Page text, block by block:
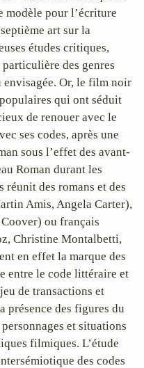
modèle pour l’écriture
art sur la
études critiques,
des genres
envisagée. Or, le film noir
qui ont séduit
de renouer avec le
ses codes, après une
sous l’effet des avant-
Roman durant les
réunit des romans et des
Amis, Angela Carter),
ou français
Christine Montalbetti,
en effet la marque des
entre le code littéraire et
de transactions et
présence des figures du
et situations
filmiques. L’étude
des codes